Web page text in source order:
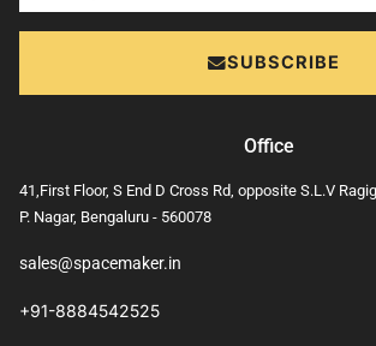
SUBSCRIBE
Office
41,First Floor, S End D Cross Rd, opposite S.L.V
P. Nagar, Bengaluru - 560078
sales@spacemaker.in
+91-8884542525